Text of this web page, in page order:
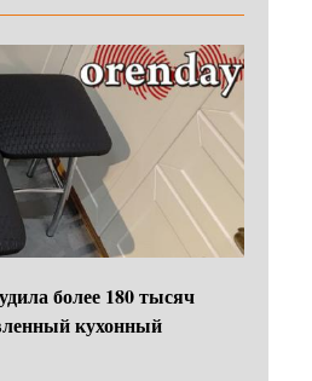
более 180 тысяч
кухонный